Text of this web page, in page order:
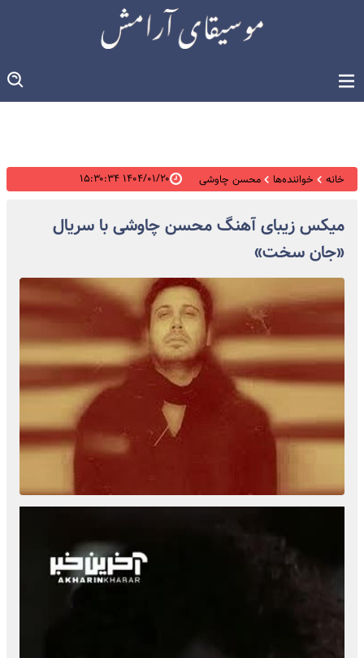
خانه خواننده‌ها محسن چاوشی ۱۴۰۴/۰۱/۲۰ ۱۵:۳۰:۳۴
میکس زیبای آهنگ محسن چاوشی با سریال
«جان سخت»